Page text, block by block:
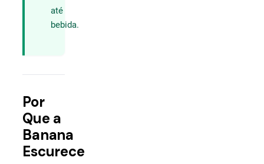
até
bebida.
Por
Que a
Banana
Escurece